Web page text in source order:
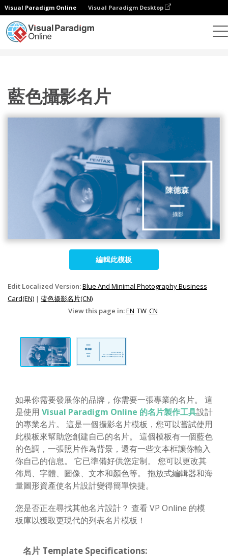
Visual Paradigm Online Visual Paradigm Desktop
藍色攝影名片
編輯此模板
Edit Localized Version:Blue And Minimal Photography Business
Card(EN) | 蓝色摄影名片(CN)
View this page in:EN TW CN
如果你需要發展你的品牌，你需要一張專業的名片。 這
是使用 Visual Paradigm Online 的名片製作工具設計
的專業名片。 這是一個攝影名片模板，您可以嘗試使用
此模板來幫助您創建自己的名片。 這個模板有一個藍色
的色調，一張照片作為背景，還有一些文本框讓你輸入
你自己的信息。 它已準備好供您定制。 您可以更改其
佈局、字體、圖像、文本和顏色等。 拖放式編輯器和海
量圖形資產使名片設計變得簡單快捷。
您是否正在尋找其他名片設計？ 查看 VP Online 的模
板庫以獲取更現代的列表名片模板！
名片 Template Specifications: